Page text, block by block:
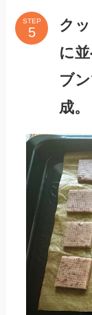
STEP
ク
に
ブ
成。